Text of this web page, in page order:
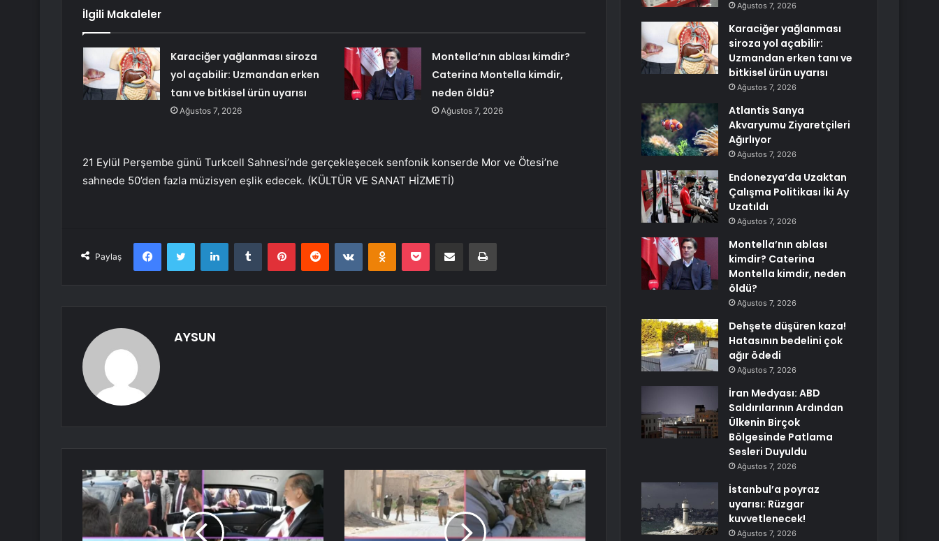
İlgili Makaleler
Karaciğer yağlanması siroza
yol açabilir: Uzmandan erken
tanı ve bitkisel ürün uyarısı
Ağustos 7, 2026
Montella’nın ablası kimdir?
Caterina Montella kimdir,
neden öldü?
Ağustos 7, 2026
21 Eylül Perşembe günü Turkcell Sahnesi’nde gerçekleşecek senfonik konserde Mor ve Ötesi’ne
sahnede 50’den fazla müzisyen eşlik edecek. (KÜLTÜR VE SANAT HİZMETİ)
Paylaş
FacebookTwitter LinkedInTumblr PinterestReddit VKontakteOdnoklassniki
Pocket E-Posta ile paylaş Yazdır
AYSUN
Ağustos 7, 2026
Karaciğer yağlanması
siroza yol açabilir:
Uzmandan erken tanı ve
bitkisel ürün uyarısı
Ağustos 7, 2026
Atlantis Sanya
Akvaryumu Ziyaretçileri
Ağırlıyor
Ağustos 7, 2026
Endonezya’da Uzaktan
Çalışma Politikası İki Ay
Uzatıldı
Ağustos 7, 2026
Montella’nın ablası
kimdir? Caterina
Montella kimdir, neden
öldü?
Ağustos 7, 2026
Dehşete düşüren kaza!
Hatasının bedelini çok
ağır ödedi
Ağustos 7, 2026
İran Medyası: ABD
Saldırılarının Ardından
Ülkenin Birçok
Bölgesinde Patlama
Sesleri Duyuldu
Ağustos 7, 2026
İstanbul’a poyraz
uyarısı: Rüzgar
kuvvetlenecek!
Ağustos 7, 2026